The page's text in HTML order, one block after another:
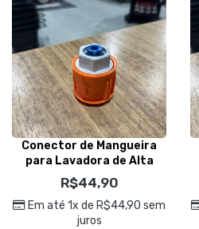
Conector de Mangueira
para Lavadora de Alta
Pressão Bosch e Black
Decker 4000PSI – Kers
R$44,90
Em até 1x de R$44,90 sem
juros